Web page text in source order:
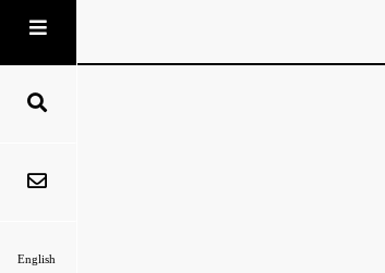
English